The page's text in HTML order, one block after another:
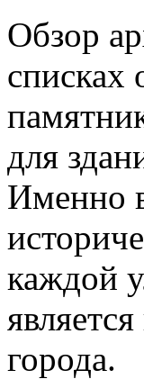
Обзор
списках
для
Именно
каждой
города.